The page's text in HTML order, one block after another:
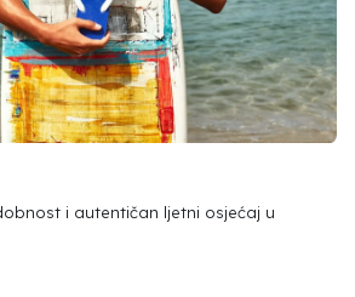
i autentičan ljetni osjećaj u